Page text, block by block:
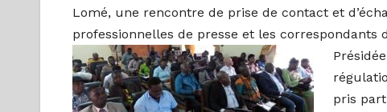
Lomé, une rencontre de prise de contact et
professionnelles de presse et les correspondants
pris